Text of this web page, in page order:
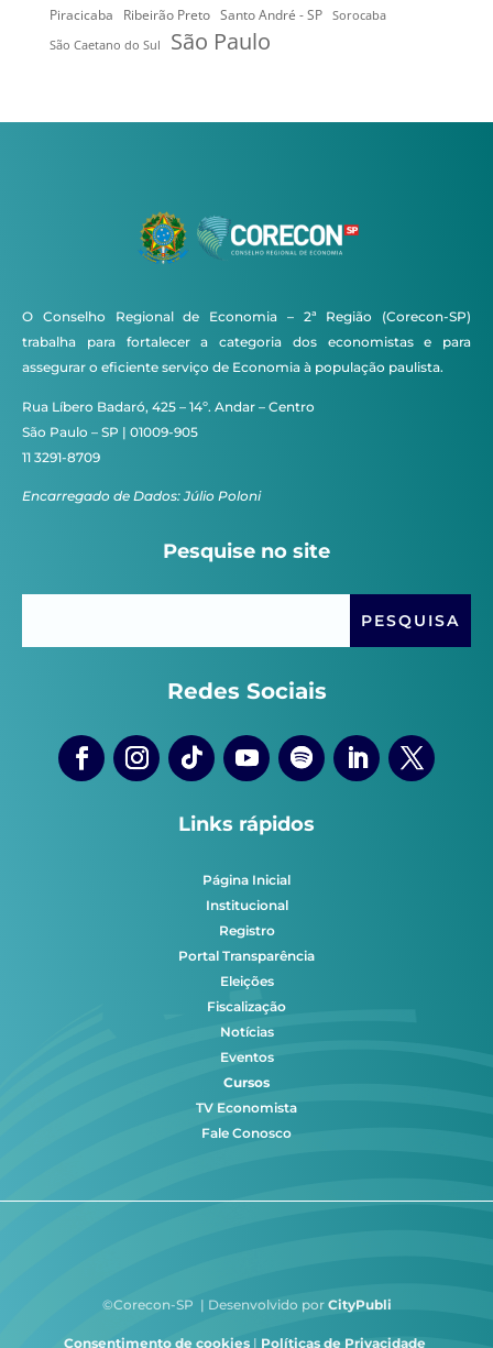
Piracicaba Ribeirão Preto Santo André - SP
Sorocaba
São Caetano do Sul
São Paulo
O Conselho Regional de Economia – 2ª Região (Corecon-SP)
trabalha para fortalecer a categoria dos economistas e para
assegurar o eficiente serviço de Economia à população paulista.
Rua Líbero Badaró, 425 – 14º. Andar – Centro
São Paulo – SP | 01009-905
11 3291-8709
Encarregado de Dados: Júlio Poloni
Pesquise no site
Redes Sociais
Links rápidos
Página Inicial
Institucional
Registro
Portal Transparência
Eleições
Fiscalização
Notícias
Eventos
Cursos
TV Economista
Fale Conosco
©Corecon-SP | Desenvolvido por CityPubli
Consentimento de cookies | Políticas de Privacidade